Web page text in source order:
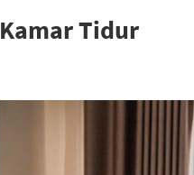
Kamar Tidur